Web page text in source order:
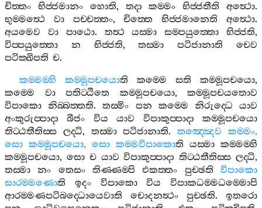
චිත‍්තං
භිජ‍්ජමානං හොති, තදා කම‍්මං භිජ‍්ජතීති අත්‍ථො.
භුම‍්මත්‍ථෙ
වා පච‍්චත‍්තං,චිත‍්තෙ භිජ‍්ජමානෙති අත්‍ථො.
අයමෙව
වා පාඨො. තත්‍ථ යස‍්මා සම‍්පයුත‍්තො භිජ‍්ජති,
විප‍්පයුත‍්තො
න භිජ‍්ජති,තස‍්මා පටිජානාති
චෙව
පටික‍්ඛිපති ච.
කම‍්මම‍්හි
කම‍්මූපචයොති කම‍්මෙ සති කම‍්මූපචයො,
කම‍්මෙ
වා පතිට‍්ඨිතෙ කම‍්මූපචයො, කම‍්මූපචයතොව
විපාකො නිබ‍්බත‍්තති.තස‍්මිං පන කම‍්මෙ නිරුද‍්ධෙ
යාව
අංකුරුප‍්පාදා
බීජං විය යාව විපාකුප‍්පාදා
කම‍්මූපචයො
තිට‍්ඨතීතිස‍්ස ලද‍්ධි, තස‍්මා පටිජානාති.තඤ‍්ඤෙව කම‍්මං,
සො කම‍්මූපචයො, සො කම‍්මවිපාකොති යස‍්මා කම‍්මම‍්හි
කම‍්මූපචයො, සො ච යාව විපාකුප‍්පාදා තිට‍්ඨතීතිස‍්ස ලද‍්ධි,
තස‍්මා
නං තෙසං තිණ‍්ණම‍්පි එකත‍්තං පුච‍්ඡති
විපාකො
සාරම‍්මණොති ඉදං විපාකො විය
විපාකධම‍්මධම‍්මොපි
ආරම‍්මණපටිබද‍්ධොයෙවාති
චොදනත්‍ථං පුච‍්ඡති. ඉතරො